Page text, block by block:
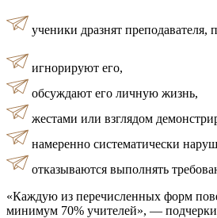
ученики дразнят
игнорируют его,
обсуждают его личную жизнь,
жестами или взглядом
намеренно систематически
отказываются выполнять
«Каждую из перечисленных форм
минимум 70% учителей», —